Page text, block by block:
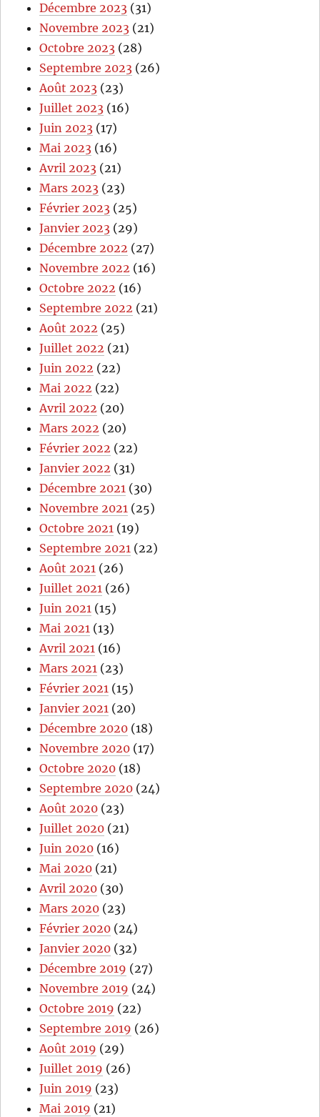
Décembre 2023 (31)
Novembre 2023 (21)
Octobre 2023 (28)
Septembre 2023 (26)
Août 2023 (23)
Juillet 2023 (16)
Juin 2023 (17)
Mai 2023 (16)
Avril 2023 (21)
Mars 2023 (23)
Février 2023 (25)
Janvier 2023 (29)
Décembre 2022 (27)
Novembre 2022 (16)
Octobre 2022 (16)
Septembre 2022 (21)
Août 2022 (25)
Juillet 2022 (21)
Juin 2022 (22)
Mai 2022 (22)
Avril 2022 (20)
Mars 2022 (20)
Février 2022 (22)
Janvier 2022 (31)
Décembre 2021 (30)
Novembre 2021 (25)
Octobre 2021 (19)
Septembre 2021 (22)
Août 2021 (26)
Juillet 2021 (26)
Juin 2021 (15)
Mai 2021 (13)
Avril 2021 (16)
Mars 2021 (23)
Février 2021 (15)
Janvier 2021 (20)
Décembre 2020 (18)
Novembre 2020 (17)
Octobre 2020 (18)
Septembre 2020 (24)
Août 2020 (23)
Juillet 2020 (21)
Juin 2020 (16)
Mai 2020 (21)
Avril 2020 (30)
Mars 2020 (23)
Février 2020 (24)
Janvier 2020 (32)
Décembre 2019 (27)
Novembre 2019 (24)
Octobre 2019 (22)
Septembre 2019 (26)
Août 2019 (29)
Juillet 2019 (26)
Juin 2019 (23)
Mai 2019 (21)